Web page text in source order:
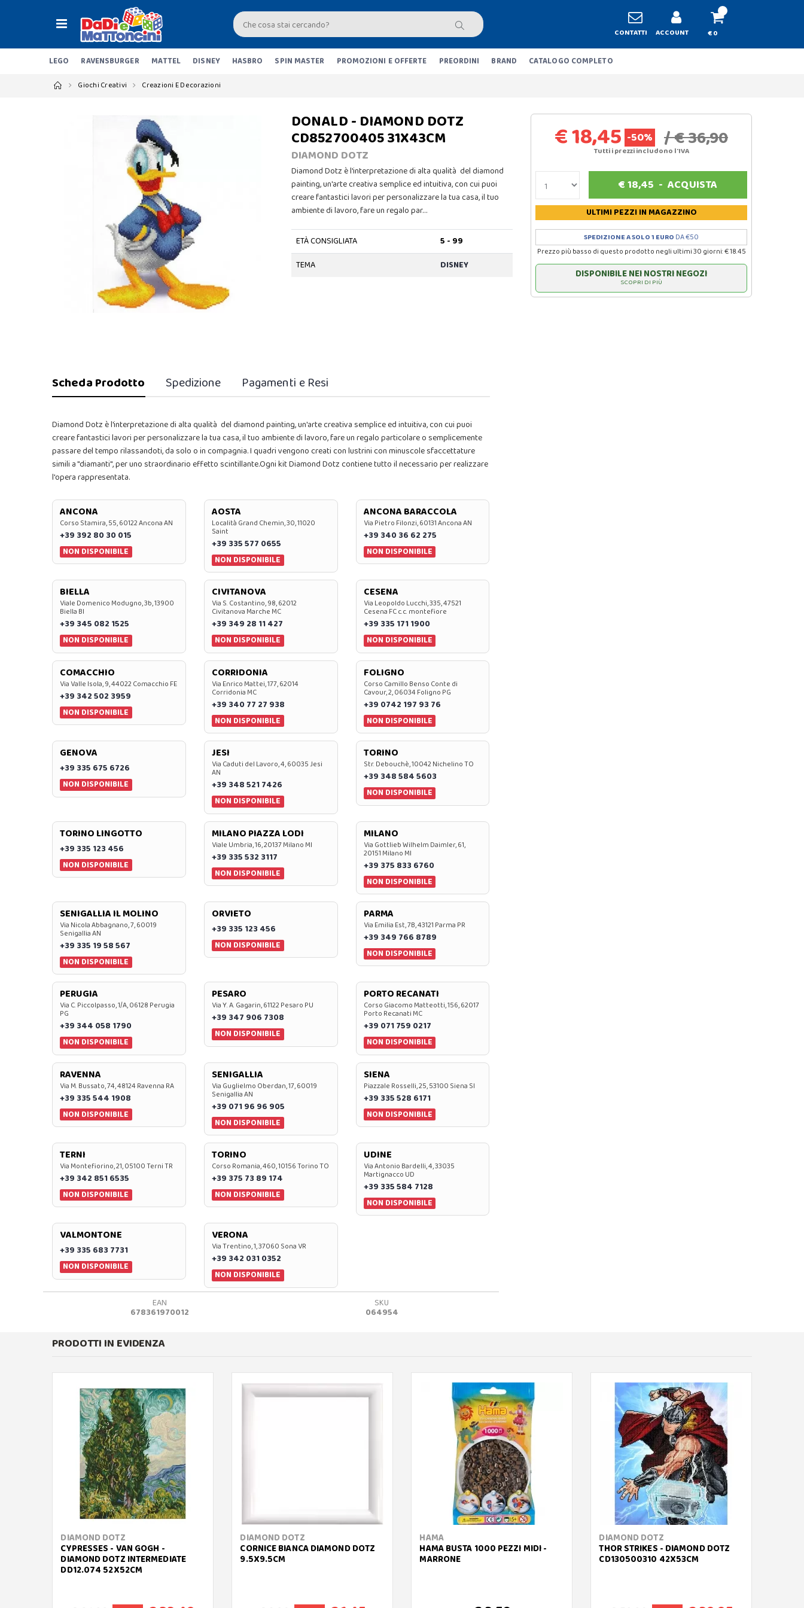
CONTATTI ACCOUNT € 0
LEGO RAVENSBURGER MATTEL DISNEY HASBRO SPIN MASTER PROMOZIONI E OFFERTE PREORDINI BRAND CATALOGO COMPLETO
Giochi Creativi Creazioni E Decorazioni
DONALD - DIAMOND DOTZ
CD852700405 31X43CM
DIAMOND DOTZ
Diamond Dotz è l'interpretazione di alta qualità del diamond
painting, un'arte creativa semplice ed intuitiva, con cui puoi
creare fantastici lavori per personalizzare la tua casa, il tuo
ambiente di lavoro, fare un regalo par…
ETÀ CONSIGLIATA
5 - 99
TEMA
DISNEY
€ 18,45 -50% / € 36,90
Tutti i prezzi includono l'IVA
€18,45 -ACQUISTA
ULTIMI PEZZIIN MAGAZZINO
SPEDIZIONE A SOLO 1 EURO DA €50
Prezzo più basso di questo prodotto negli ultimi 30 giorni: € 18.45
DISPONIBILE NEI NOSTRI NEGOZI
SCOPRI DI PIÙ
Scheda Prodotto Spedizione Pagamenti e Resi
Diamond Dotz è l'interpretazione di alta qualità del diamond painting, un'arte creativa semplice ed intuitiva, con cui puoi
creare fantastici lavori per personalizzare la tua casa, il tuo ambiente di lavoro, fare un regalo particolare o semplicemente
passare del tempo rilassandoti, da solo o in compagnia. I quadri vengono creati con lustrini con minuscole sfaccettature
simili a "diamanti", per uno straordinario effetto scintillante.Ogni kit Diamond Dotz contiene tutto il necessario per realizzare
l'opera rappresentata.
ANCONA
Corso Stamira, 55, 60122 Ancona AN
+39 392 80 30 015
NON DISPONIBILE
AOSTA
Località Grand Chemin, 30, 11020
Saint
+39 335 577 0655
NON DISPONIBILE
ANCONA BARACCOLA
Via Pietro Filonzi, 60131 Ancona AN
+39 340 36 62 275
NON DISPONIBILE
BIELLA
Viale Domenico Modugno, 3b, 13900
Biella BI
+39 345 082 1525
NON DISPONIBILE
CIVITANOVA
Via S. Costantino, 98, 62012
Civitanova Marche MC
+39 349 28 11 427
NON DISPONIBILE
CESENA
Via Leopoldo Lucchi, 335, 47521
Cesena FC c.c. montefiore
+39 335 171 1900
NON DISPONIBILE
COMACCHIO
Via Valle Isola, 9, 44022 Comacchio FE
+39 342 502 3959
NON DISPONIBILE
CORRIDONIA
Via Enrico Mattei, 177, 62014
Corridonia MC
+39 340 77 27 938
NON DISPONIBILE
FOLIGNO
Corso Camillo Benso Conte di
Cavour, 2, 06034 Foligno PG
+39 0742 197 93 76
NON DISPONIBILE
GENOVA
+39 335 675 6726
NON DISPONIBILE
JESI
Via Caduti del Lavoro, 4, 60035 Jesi
AN
+39 348 521 7426
NON DISPONIBILE
TORINO
Str. Debouchè, 10042 Nichelino TO
+39 348 584 5603
NON DISPONIBILE
TORINO LINGOTTO
+39 335 123 456
NON DISPONIBILE
MILANO PIAZZA LODI
Viale Umbria, 16, 20137 Milano MI
+39 335 532 3117
NON DISPONIBILE
MILANO
Via Gottlieb Wilhelm Daimler, 61,
20151 Milano MI
+39 375 833 6760
NON DISPONIBILE
SENIGALLIA IL MOLINO
Via Nicola Abbagnano, 7, 60019
Senigallia AN
+39 335 19 58 567
NON DISPONIBILE
ORVIETO
+39 335 123 456
NON DISPONIBILE
PARMA
Via Emilia Est, 7B, 43121 Parma PR
+39 349 766 8789
NON DISPONIBILE
PERUGIA
Via C. Piccolpasso, 1/A, 06128 Perugia
PG
+39 344 058 1790
NON DISPONIBILE
PESARO
Via Y. A. Gagarin, 61122 Pesaro PU
+39 347 906 7308
NON DISPONIBILE
PORTO RECANATI
Corso Giacomo Matteotti, 156, 62017
Porto Recanati MC
+39 071 759 0217
NON DISPONIBILE
RAVENNA
Via M. Bussato, 74, 48124 Ravenna RA
+39 335 544 1908
NON DISPONIBILE
SENIGALLIA
Via Guglielmo Oberdan, 17, 60019
Senigallia AN
+39 071 96 96 905
NON DISPONIBILE
SIENA
Piazzale Rosselli, 25, 53100 Siena SI
+39 335 528 6171
NON DISPONIBILE
TERNI
Via Montefiorino, 21, 05100 Terni TR
+39 342 851 6535
NON DISPONIBILE
TORINO
Corso Romania, 460, 10156 Torino TO
+39 375 73 89 174
NON DISPONIBILE
UDINE
Via Antonio Bardelli, 4, 33035
Martignacco UD
+39 335 584 7128
NON DISPONIBILE
VALMONTONE
+39 335 683 7731
NON DISPONIBILE
VERONA
Via Trentino, 1, 37060 Sona VR
+39 342 031 0352
NON DISPONIBILE
EAN
678361970012
SKU
064954
PRODOTTI IN EVIDENZA
DIAMOND DOTZ
CYPRESSES - VAN GOGH -
DIAMOND DOTZ INTERMEDIATE
DD12.074 52X52CM
DIAMOND DOTZ
CORNICE BIANCA DIAMOND DOTZ
9.5X9.5CM
HAMA
HAMA BUSTA 1000 PEZZI MIDI -
MARRONE
DIAMOND DOTZ
THOR STRIKES - DIAMOND DOTZ
CD130500310 42X53CM